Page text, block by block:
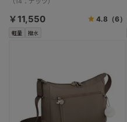
軽量 撥水
￥11,550 4.8（6）